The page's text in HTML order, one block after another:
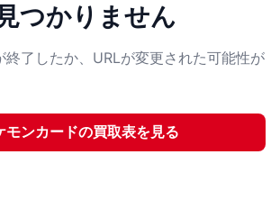
つかりません
終了したか、URLが変更された可能性が
モンカードの買取表を見る